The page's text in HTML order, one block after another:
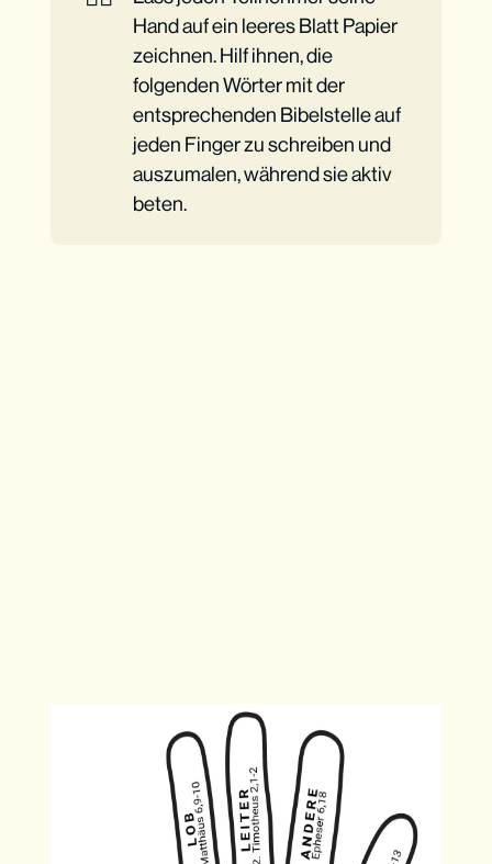
Hand auf ein leeres Blatt Papier
zeichnen. Hilf ihnen, die
folgenden Wörter mit der
entsprechenden Bibelstelle auf
jeden Finger zu schreiben und
auszumalen, während sie aktiv
beten.